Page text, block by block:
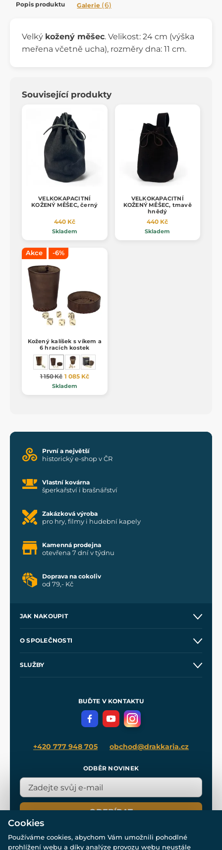
Popis produktu Galerie (6)
Velký kožený měšec. Velikost: 24 cm (výška
meřena včetně ucha), rozměry dna: 11 cm.
Související produkty
VELKOKAPACITNÍ
KOŽENÝ MĚŠEC, černý
440 Kč
Skladem
VELKOKAPACITNÍ
KOŽENÝ MĚŠEC, tmavě
hnědý
440 Kč
Skladem
Akce -6%
Kožený kalíšek s víkem a
6 hracích kostek
1 150 Kč 1 085 Kč
Skladem
První a největší
historický e-shop v ČR
Vlastní kovárna
šperkařství i brašnářství
Zakázková výroba
pro hry, filmy i hudební kapely
Kamenná prodejna
otevřena 7 dní v týdnu
Doprava na cokoliv
od 79,- Kč
JAK NAKOUPIT
Velkoobchod
O SPOLEČNOSTI
SLUŽBY
Meče pro Kingdom Come
BUĎTE V KONTAKTU
+420 777 948 705 obchod@drakkaria.cz
ODBĚR NOVINEK
ODEBÍRAT
Cookies
Používáme cookies, abychom Vám umožnili pohodlné
prohlížení webu a díky analýze provozu webu neustále